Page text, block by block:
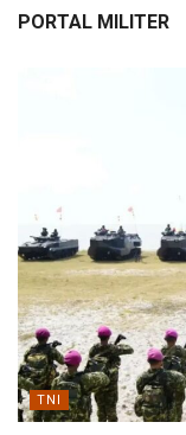
PORTAL MILITER
TNI